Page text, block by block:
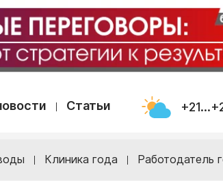
Статьи
Клиника года Работодатель